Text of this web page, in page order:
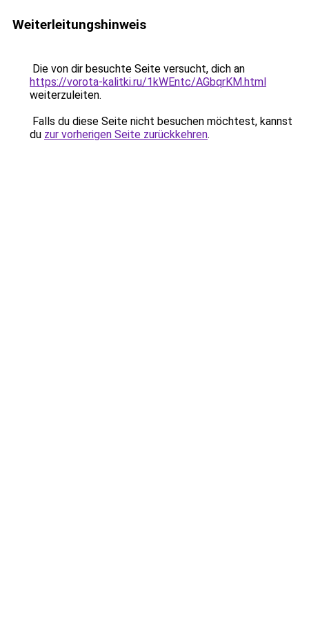
Weiterleitungshinweis
Die von dir besuchte Seite versucht, dich an
https://vorota-kalitki.ru/1kWEntc/AGbqrKM.html
weiterzuleiten.
Falls du diese Seite nicht besuchen möchtest, kannst
du zur vorherigen Seite zurückkehren.